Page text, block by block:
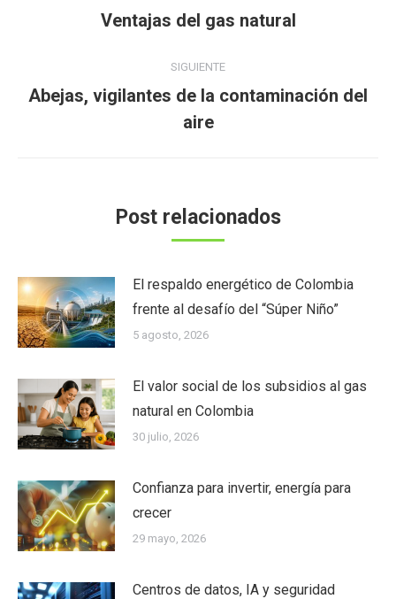
publicaciones
Publicación
Ventajas del gas natural
SIGUIENTE
Publicación
siguiente:
Abejas, vigilantes de la contaminación del
aire
Post relacionados
El respaldo energético de Colombia
frente al desafío del “Súper Niño”
5 agosto, 2026
El valor social de los subsidios al gas
natural en Colombia
30 julio, 2026
Confianza para invertir, energía para
crecer
29 mayo, 2026
Centros de datos, IA y seguridad